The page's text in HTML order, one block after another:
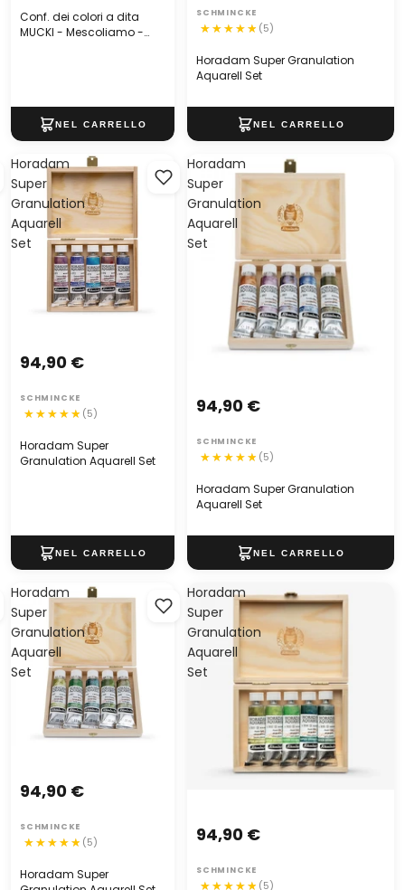
Conf. dei colori a dita
MUCKI - Mescoliamo -
Horadam Super Granulation
Aquarell Set
SCHMINCKE
(5)
Horadam
Super
Granulation
Aquarell
Set
Horadam Super
Granulation Aquarell Set
94,90 €
SCHMINCKE
(5)
Horadam
Super
Granulation
Aquarell
Set
Horadam Super Granulation
Aquarell Set
94,90 €
SCHMINCKE
(5)
Horadam
Super
Granulation
Aquarell
Set
Horadam Super
94,90 €
SCHMINCKE
(5)
Horadam
Super
Granulation
Aquarell
Set
94,90 €
SCHMINCKE
(5)